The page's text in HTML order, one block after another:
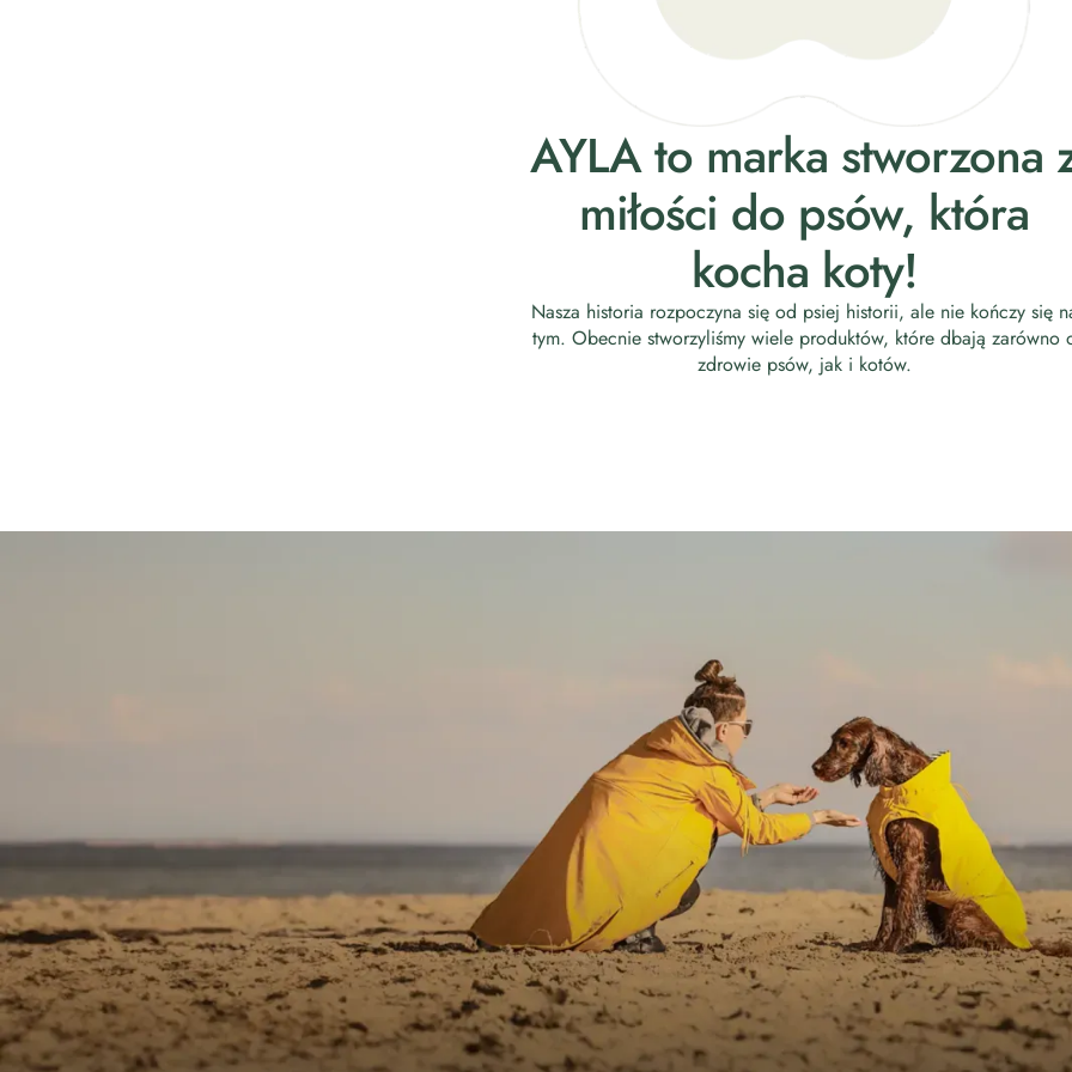
AYLA to marka stworzona
miłości do psów, która
kocha koty!
Nasza historia rozpoczyna się od psiej historii, ale nie kończy się
tym. Obecnie stworzyliśmy wiele produktów, które dbają zarówno
zdrowie psów, jak i kotów.